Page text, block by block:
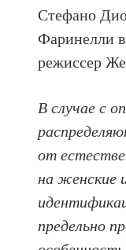
Стефано
Фаринелли
режиссер
В случае с
от
на женские
предельно